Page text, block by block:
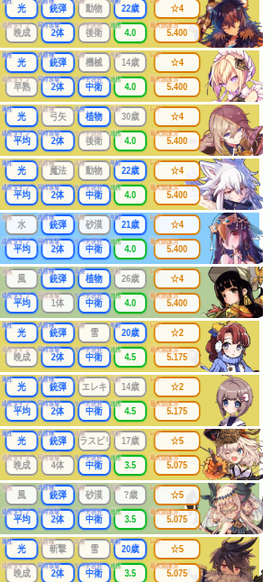
光 銃弾 動物 22歳
成長タイプ
晩成
同時攻撃
2体
リーチ区分
後衛
連携
4.0
☆4
最大防護力
5.400
属性
光
武器種
銃弾
出身
機械
年齢
14歳
成長タイプ
早熟
同時攻撃
2体
リーチ区分
中衛
連携
4.0
レア
☆4
最大防護力
5.400
属性
光
武器種
弓矢
出身
植物
年齢
30歳
成長タイプ
平均
同時攻撃
2体
リーチ区分
後衛
連携
4.0
レア
☆4
最大防護力
5.400
属性
光
武器種
魔法
出身
動物
年齢
22歳
成長タイプ
平均
同時攻撃
2体
リーチ区分
中衛
連携
4.0
レア
☆4
最大防護力
5.400
属性
水
武器種
銃弾
出身
砂漠
年齢
21歳
成長タイプ
平均
同時攻撃
2体
リーチ区分
中衛
連携
4.0
レア
☆4
最大防護力
5.400
属性
風
武器種
銃弾
出身
植物
年齢
26歳
成長タイプ
平均
同時攻撃
1体
リーチ区分
中衛
連携
4.0
レア
☆4
最大防護力
5.400
属性
光
武器種
銃弾
出身
雪
年齢
20歳
成長タイプ
晩成
同時攻撃
2体
リーチ区分
中衛
連携
4.5
レア
☆2
最大防護力
5.175
属性
光
武器種
銃弾
出身
エレキ
年齢
14歳
成長タイプ
平均
同時攻撃
2体
リーチ区分
中衛
連携
4.5
レア
☆2
最大防護力
5.175
属性
光
武器種
銃弾
出身
ラスピリ
年齢
17歳
成長タイプ
晩成
同時攻撃
4体
リーチ区分
中衛
連携
3.5
レア
☆5
最大防護力
5.075
属性
風
武器種
銃弾
出身
砂漠
年齢
?歳
成長タイプ
平均
同時攻撃
2体
リーチ区分
中衛
連携
3.5
レア
☆5
最大防護力
5.075
属性
光
武器種
斬撃
出身
雪
年齢
20歳
成長タイプ
晩成
同時攻撃
2体
リーチ区分
中衛
連携
3.5
レア
☆5
最大防護力
5.075